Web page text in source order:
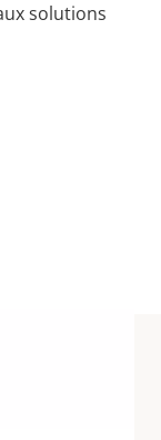
solutions